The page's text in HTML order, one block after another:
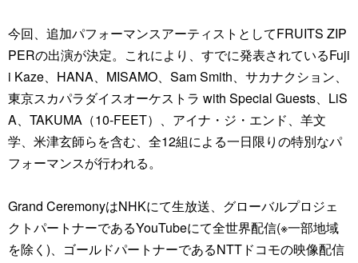
今回、追加パフォーマンスアーティストとしてFRUITS ZIP
PERの出演が決定。これにより、すでに発表されているFuji
i Kaze、HANA、MISAMO、Sam Smith、サカナクション、
東京スカパラダイスオーケストラ with Special Guests、LiS
A、TAKUMA（10-FEET）、アイナ・ジ・エンド、羊文
学、米津玄師らを含む、全12組による一日限りの特別なパ
フォーマンスが行われる。
Grand CeremonyはNHKにて生放送、グローバルプロジェ
クトパートナーであるYouTubeにて全世界配信(※一部地域
を除く)、ゴールドパートナーであるNTTドコモの映像配信